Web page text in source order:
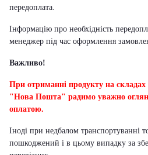
передоплата.
Інформацію про необхідність
менеджер під час оформлення
Важливо!
При отриманні продукту на
"Нова Пошта" радимо уважно
оплатою.
Іноді при недбалом транспортуванні
пошкоджений і в цьому випадку за